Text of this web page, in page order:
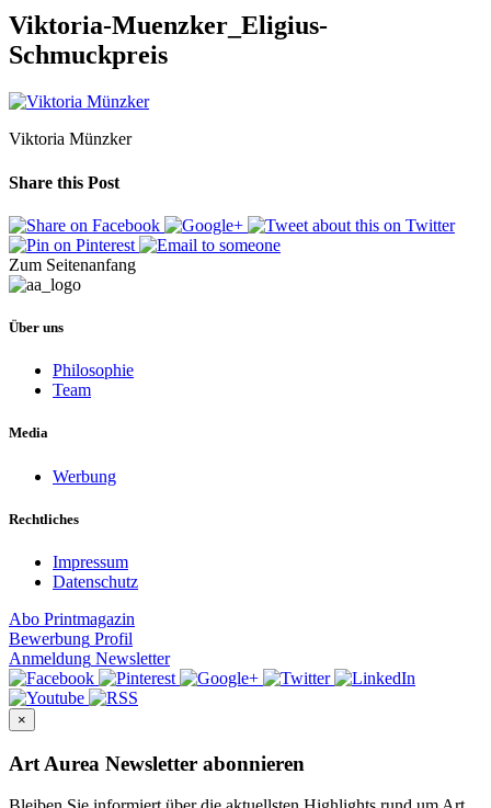
Viktoria-Muenzker_Eligius-
Schmuckpreis
Viktoria Münzker
Share this Post
Zum Seitenanfang
Über uns
Philosophie
Team
Media
Werbung
Rechtliches
Impressum
Datenschutz
Abo Printmagazin
Bewerbung Profil
Anmeldung Newsletter
×
Art Aurea Newsletter abonnieren